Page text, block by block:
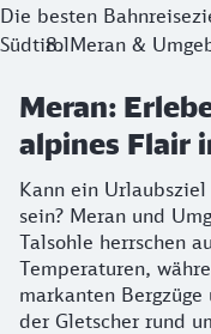
Die besten
SüdtirolMeran &
Meran:
alpines Flair
Kann ein Urlaubsziel
sein? Meran und
Talsohle herrschen
Temperaturen,
markanten
der Gletscher rund